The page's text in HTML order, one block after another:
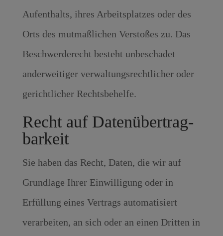
Aufenthalts, ihres Arbeitsplatzes oder des
Orts des mutmaßlichen Verstoßes zu. Das
Beschwerderecht besteht unbeschadet
anderweitiger verwaltungsrechtlicher oder
gerichtlicher Rechtsbehelfe.
Recht auf Daten­übertrag­
barkeit
Sie haben das Recht, Daten, die wir auf
Grundlage Ihrer Einwilligung oder in
Erfüllung eines Vertrags automatisiert
verarbeiten, an sich oder an einen Dritten in